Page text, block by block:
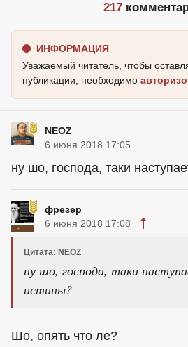
217
ИНФОРМАЦИЯ
Уважаемый читатель, чтобы
публикации, необходимо
NEOZ
6 июня 2018 17:05
ну шо, господа, таки
фрезер
6 июня 2018 17:08
Цитата: NEOZ
ну шо, господа, таки
истины?
Шо, опять что ле?